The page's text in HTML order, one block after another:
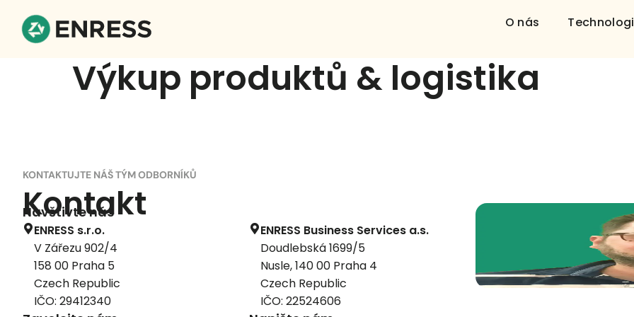
O nás
Výkup produktů & logistika
KONTAKTUJTE NÁŠ TÝM ODBORNÍKŮ
Kontakt
Navštivte nás
ENRESS s.r.o.
V Zářezu 902/4
158 00 Praha 5
Czech Republic
IČO: 29412340
ENRESS Business Services a.s.
Doudlebská 1699/5
Nusle, 140 00 Praha 4
Czech Republic
IČO: 22524606